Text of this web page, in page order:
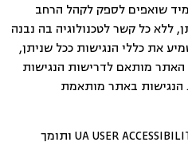
שואפים לספק לקהל הרחב
ללא כל קשר לטכנולוגיה בה נבנה
את כללי הנגישות ככל שניתן,
מותאם לדרישות הנגישות
לרמה 2 (AA) של התקן W.C.A.G 2. הנגישות באתר מותאמת
האתר מונגש באמצעות חברת UA USER ACCESSIBILITY ותומך